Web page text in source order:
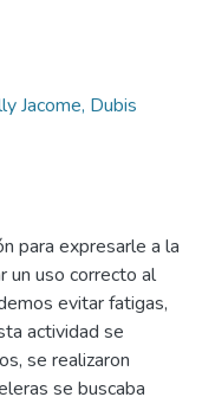
Jacome, Dubis
para expresarle a la
un uso correcto al
evitar fatigas,
actividad se
se realizaron
se buscaba